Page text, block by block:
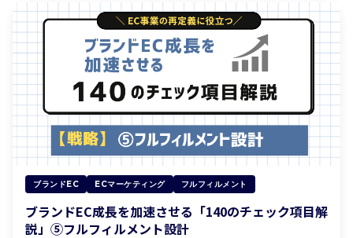
ブランドEC ECマーケティング フルフィルメント
ブランドEC成長を加速させる「140のチェック項目解
説」⑤フルフィルメント設計